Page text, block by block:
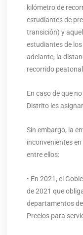
kilómetro de
estudiantes de
transición) y
estudiantes de
adelante, la
recorrido
En caso de que
Distrito les
Sin embargo, la
inconvenientes
entre ellos:
• En 2021, el
de 2021 que
departamentos
Precios para